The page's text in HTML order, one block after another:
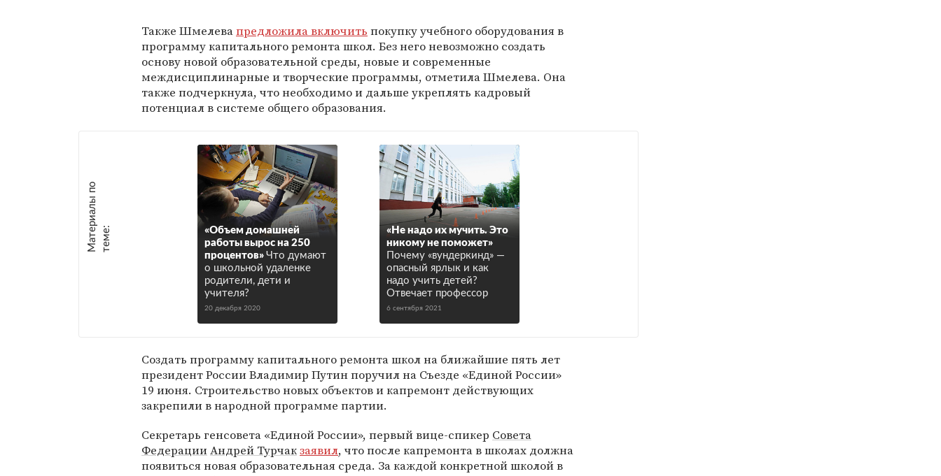
Также Шмелевапредложила включить покупку учебного оборудования в
программу капитального ремонта школ. Без него невозможно создать
основу новой образовательной среды, новые и современные
междисциплинарные и творческие программы, отметила Шмелева. Она
также подчеркнула, что необходимо и дальше укреплять кадровый
потенциал в системе общего образования.
М
а
т е
р
и
а
л
ы
п
о
т
е
м
е :
«Объем домашней
работы вырос на 250
процентов» Что думают
о школьной удаленке
родители, дети и
учителя?
20 декабря 2020
«Не надо их мучить. Это
никому не поможет»
Почему «вундеркинд» —
опасный ярлык и как
надо учить детей?
Отвечает профессор
6 сентября 2021
Создать программу капитального ремонта школ на ближайшие пять лет
президент России Владимир Путин поручил на Съезде «Единой России»
19 июня. Строительство новых объектов и капремонт действующих
закрепили в народной программе партии.
Секретарь генсовета «Единой России», первый вице-спикер Совета
ФедерацииАндрей Турчакзаявил, что после капремонта в школах должна
появиться новая образовательная среда. За каждой конкретной школой в